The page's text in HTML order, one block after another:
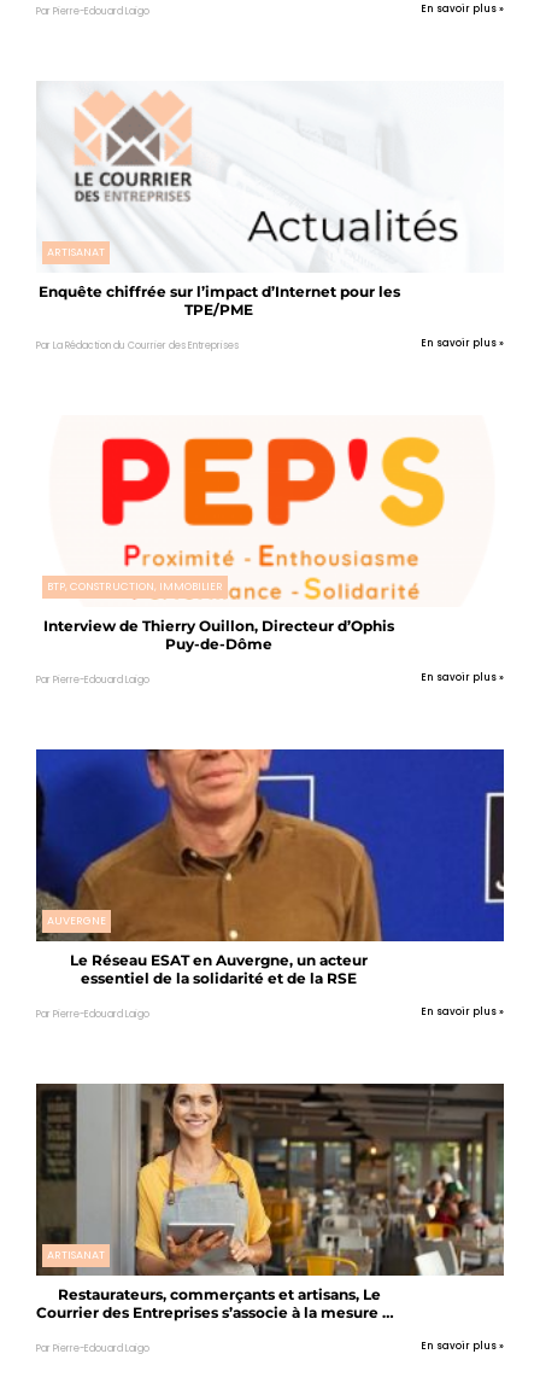
Par Pierre-Edouard Laigo En savoir plus »
ARTISANAT
Enquête chiffrée sur l’impact d’Internet pour les
TPE/PME
Par La Rédaction du Courrier des Entreprises En savoir plus »
BTP, CONSTRUCTION, IMMOBILIER
Interview de Thierry Ouillon, Directeur d’Ophis
Puy-de-Dôme
Par Pierre-Edouard Laigo En savoir plus »
AUVERGNE
Le Réseau ESAT en Auvergne, un acteur
essentiel de la solidarité et de la RSE
Par Pierre-Edouard Laigo En savoir plus »
ARTISANAT
Restaurateurs, commerçants et artisans, Le
Courrier des Entreprises s’associe à la mesure du
vitrine numérique + une communication sur 3
Par Pierre-Edouard Laigo En savoir plus »